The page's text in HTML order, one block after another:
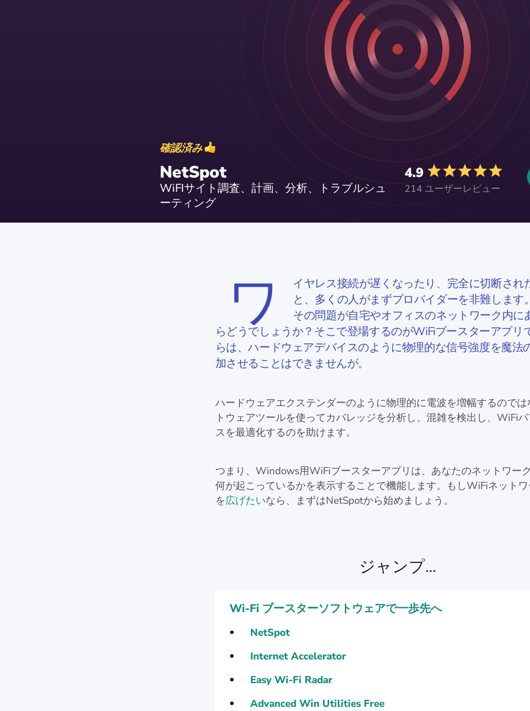
確認済み
NetSpot
WiFIサイト調査、計画、分析、トラブルシュ
ーティング
4.9
214 ユーザーレビュー
ワ
イヤレス接続が遅くなったり、完全に切断され
と、多くの人がまずプロバイダーを非難します
その問題が自宅やオフィスのネットワーク内に
らどうでしょうか？そこで登場するのがWiFiブースターアプリ
らは、ハードウェアデバイスのように物理的な信号強度を魔法
加させることはできませんが。
ハードウェアエクステンダーのように物理的に電波を増幅するので
トウェアツールを使ってカバレッジを分析し、混雑を検出し、WiFi
スを最適化するのを助けます。
つまり、Windows用WiFiブースターアプリは、あなたのネットワー
何が起こっているかを表示することで機能します。もしWiFiネット
を広げたいなら、まずはNetSpotから始めましょう。
ジャンプ...
Wi-Fi ブースターソフトウェアで一歩先へ
NetSpot
Internet Accelerator
Easy Wi-Fi Radar
Advanced Win Utilities Free